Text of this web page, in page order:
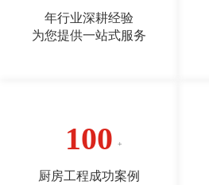
年行业深耕经验
为您提供一站式服务
100
厨房工程成功案例